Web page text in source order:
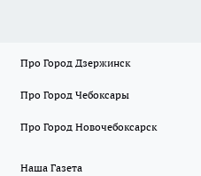
Про Город Дзержинск
Про Город Чебоксары
Про Город Новочебоксарск
Наша Газета